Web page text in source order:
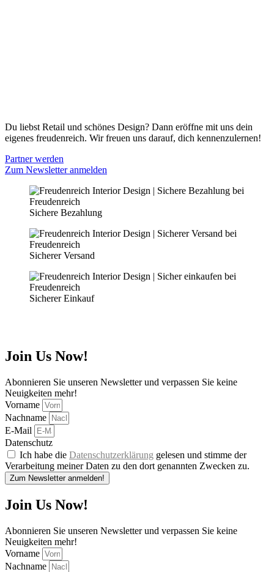
Du liebst Retail und schönes Design? Dann eröffne mit uns dein
eigenes freudenreich. Wir freuen uns darauf, dich kennenzulernen!
Partner werden
Zum Newsletter anmelden
Sichere Bezahlung
Sicherer Versand
Sicherer Einkauf
Join Us Now!
Abonnieren Sie unseren Newsletter und verpassen Sie keine
Neuigkeiten mehr!
Vorname
Nachname
E-Mail
Datenschutz
Ich habe die Datenschutzerklärung gelesen und stimme der
Verarbeitung meiner Daten zu den dort genannten Zwecken zu.
Zum Newsletter anmelden!
Join Us Now!
Abonnieren Sie unseren Newsletter und verpassen Sie keine
Neuigkeiten mehr!
Vorname
Nachname